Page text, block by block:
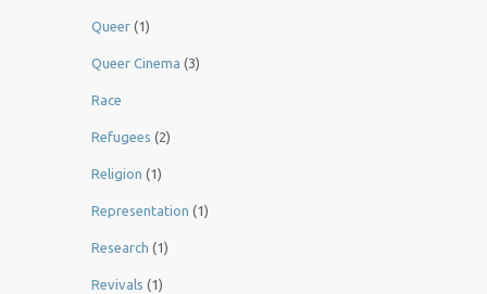
Queer (1)
Queer Cinema (3)
Race
Refugees (2)
Religion (1)
Representation (1)
Research (1)
Revivals (1)